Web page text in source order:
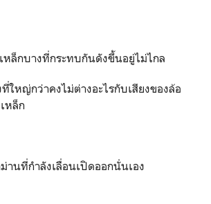
หล็กบางที่กระทบกันดังขึ้นอยู่ไม่ไกล
ใหญ่กว่าคงไม่ต่างอะไรกับเสียงของล้อ
หล็ก
านที่กำลังเลื่อนเปิดออกนั่นเอง